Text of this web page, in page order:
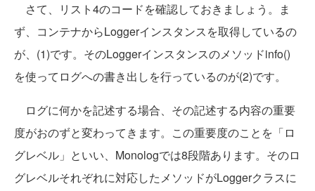
さて、リスト4のコードを確認しておきましょう。ま
ず、コンテナからLoggerインスタンスを取得しているの
が、(1)です。そのLoggerインスタンスのメソッドinfo()
を使ってログへの書き出しを行っているのが(2)です。
ログに何かを記述する場合、その記述する内容の重要
度がおのずと変わってきます。この重要度のことを「ロ
グレベル」といい、Monologでは8段階あります。そのロ
グレベルそれぞれに対応したメソッドがLoggerクラスに